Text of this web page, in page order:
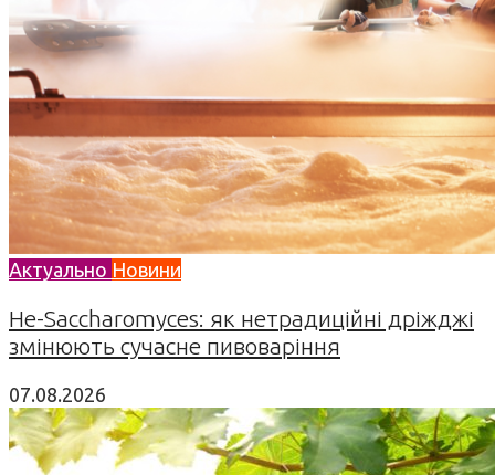
Актуально Новини
Не-Saccharomyces: як нетрадиційні дріжджі
змінюють сучасне пивоваріння
07.08.2026